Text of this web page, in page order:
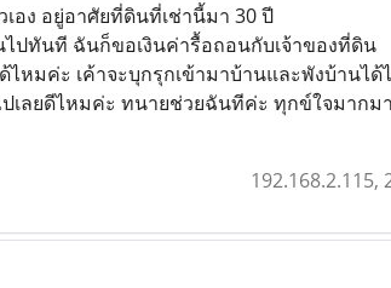
อง อยู่อาศัยที่ดินที่เช่านี้มา 30 ปี
ปทันที ฉันก็ขอเงินค่ารื้อถอนกับเจ้าของที่ดิน
หมค่ะ เค้าจะบุกรุกเข้ามาบ้านและพังบ้านได้
เลยดีไหมค่ะ ทนายช่วยฉันทีค่ะ ทุกข์ใจมากม
192.168.2.115,